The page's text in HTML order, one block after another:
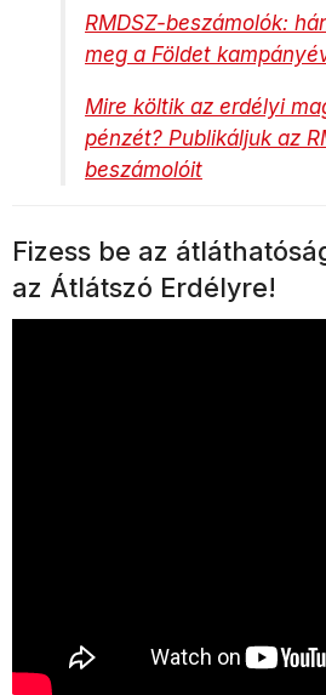
RMDSZ-beszámolók:
meg a Földet
Mire költik az erdélyi
pénzét? Publikáljuk az
beszámolóit
Fizess be az
az Átlátszó Erdélyre!